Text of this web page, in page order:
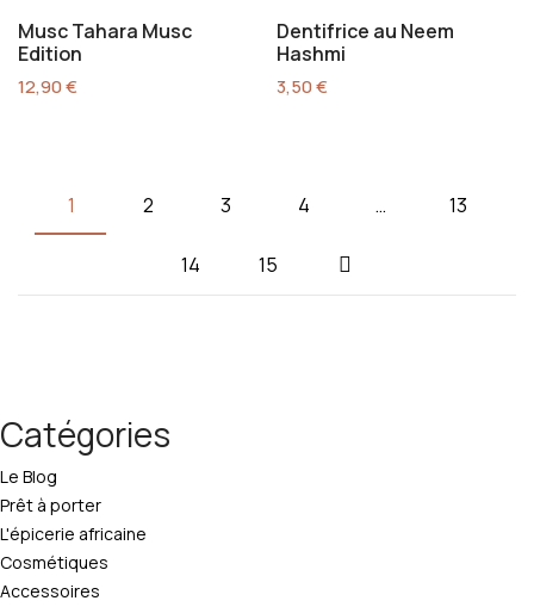
Musc Tahara Musc
Edition
12,90€
Dentifrice au Neem
Hashmi
3,50€
1 2 3 4 … 13
14 15
Catégories
Le Blog
Prêt à porter
L'épicerie africaine
Cosmétiques
Accessoires